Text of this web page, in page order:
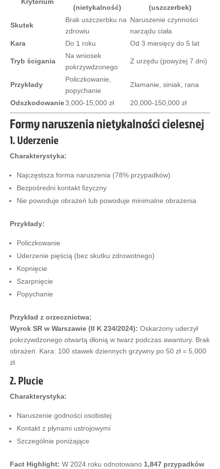
Kryterium
(nietykalność)
(uszczerbek)
Skutek
Brak uszczerbku na
zdrowiu
Naruszenie czynności
narządu ciała
Kara
Do 1 roku Od 3 miesięcy do 5 lat
Tryb ścigania
Na wniosek
pokrzywdzonego
Z urzędu (powyżej 7 dni)
Przykłady
Policzkowanie,
popychanie
Złamanie, siniak, rana
Odszkodowanie3,000-15,000 zł 20,000-150,000 zł
Formy naruszenia nietykalności cielesnej
1. Uderzenie
Charakterystyka:
Najczęstsza forma naruszenia (78% przypadków)
Bezpośredni kontakt fizyczny
Nie powoduje obrażeń lub powoduje minimalne obrażenia
Przykłady:
Policzkowanie
Uderzenie pięścią (bez skutku zdrowotnego)
Kopnięcie
Szarpnięcie
Popychanie
Przykład z orzecznictwa:
Wyrok SR w Warszawie (II K 234/2024): Oskarżony uderzył
pokrzywdzonego otwartą dłonią w twarz podczas awantury. Brak
obrażeń. Kara: 100 stawek dziennych grzywny po 50 zł = 5,000
zł.
2. Plucie
Charakterystyka:
Naruszenie godności osobistej
Kontakt z płynami ustrojowymi
Szczególnie poniżające
Fact Highlight: W 2024 roku odnotowano 1,847 przypadków